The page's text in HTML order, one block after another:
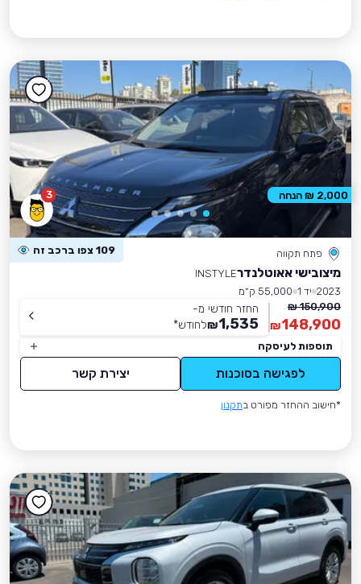
3
פתח תקווה 109 צפו ברכב זה
מיצובישי אאוטלנדרINSTYLE
2023 יד 1
55,000 ק״מ
150,900 ₪
148,900
₪
החזר חודשי מ-
1,535
₪לחודש*
תוספות לעיסקה
לפגישה בסוכנות יצירת קשר
*חישוב ההחזר מפורט בתקנון
2,000 ₪ הנחה